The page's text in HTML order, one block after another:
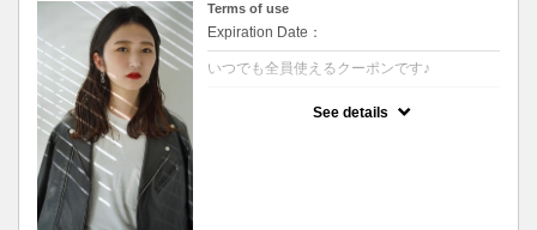
Terms of use
Expiration Date：
いつでも全員使えるクーポンです♪
See details